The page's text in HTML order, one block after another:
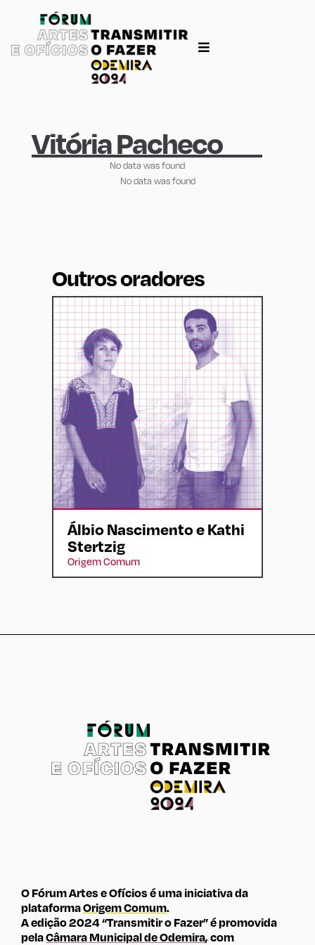
Vitória Pacheco
No data was found
No data was found
Outros oradores
Álbio Nascimento e Kathi
Stertzig
Origem Comum
O Fórum Artes e Ofícios é uma iniciativa da
plataformaOrigem Comum.
A edição 2024 “Transmitir o Fazer” é promovida
pelaCâmara Municipal de Odemira, com